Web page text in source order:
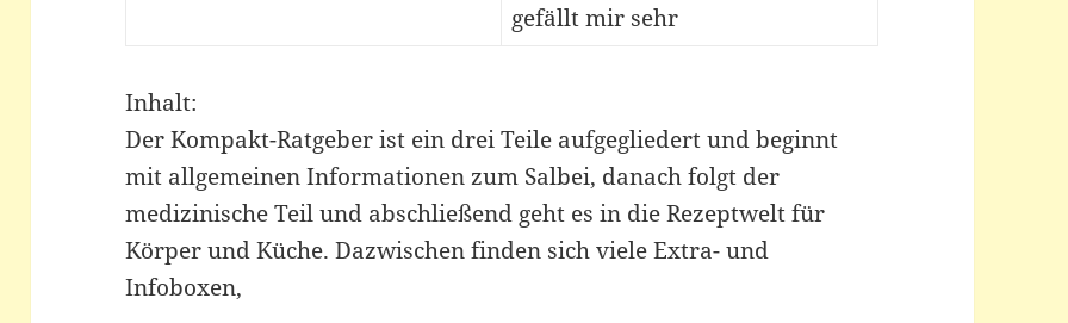
gefällt mir sehr
Inhalt:
Der Kompakt-Ratgeber ist ein drei Teile aufgegliedert und beginnt
mit allgemeinen Informationen zum Salbei, danach folgt der
medizinische Teil und abschließend geht es in die Rezeptwelt für
Körper und Küche. Dazwischen finden sich viele Extra- und
Infoboxen,